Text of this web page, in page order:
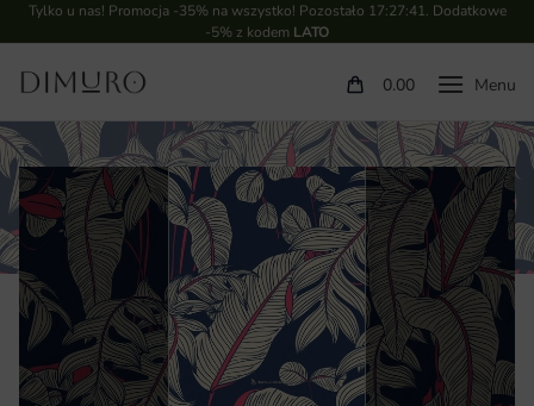
Tylko u nas! Promocja -35% na wszystko! Pozostało 17:27:40. Dodatkowe
-5% z kodem LATO
0.00